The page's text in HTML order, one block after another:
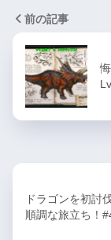
前の記事
ドラゴンを初討
順調な旅立ち！